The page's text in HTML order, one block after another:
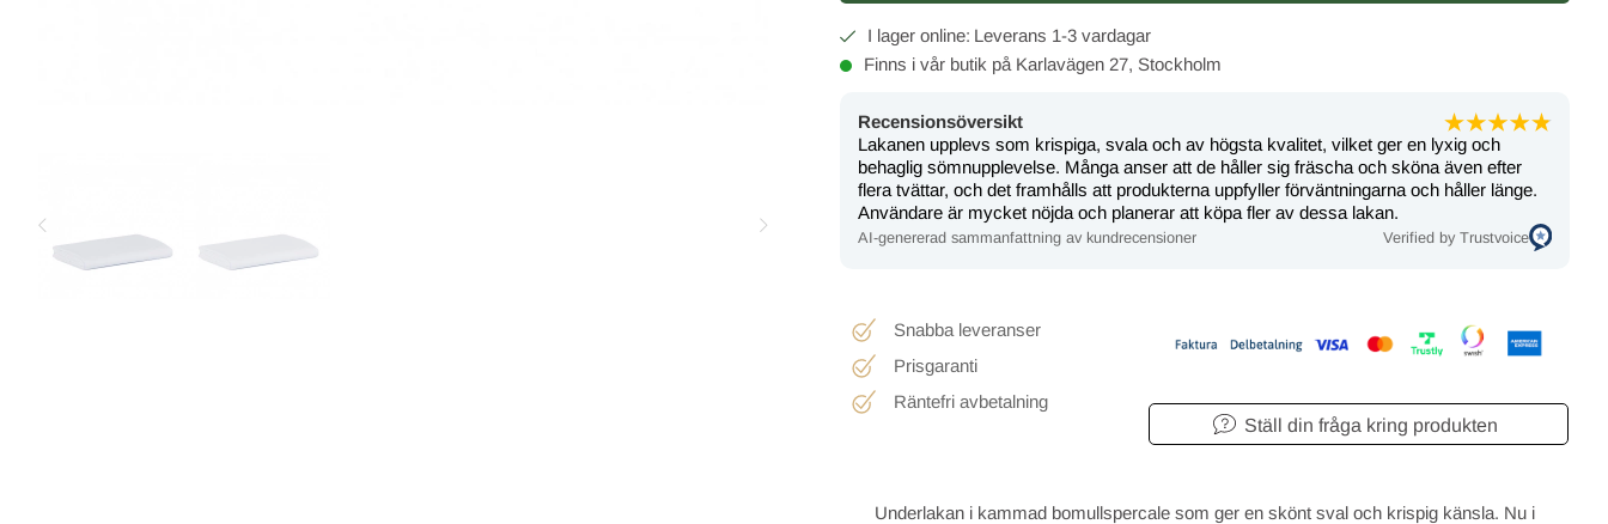
1-3 vardagar
Finns i vår butik på Karlavägen 27, Stockholm
Recensionsöversikt
Lakanen upplevs som krispiga, svala och av högsta kvalitet, vilket ger en lyxig och
behaglig sömnupplevelse. Många anser att de håller sig fräscha och sköna även efter
flera tvättar, och det framhålls att produkterna uppfyller förväntningarna och håller länge.
Användare är mycket nöjda och planerar att köpa fler av dessa lakan.
AI-genererad sammanfattning av kundrecensioner Verified by Trustvoice
Snabba leveranser
Prisgaranti
Räntefri avbetalning
Ställ din fråga kring produkten
Underlakan i kammad bomullspercale som ger en skönt sval och krispig känsla. Nu i